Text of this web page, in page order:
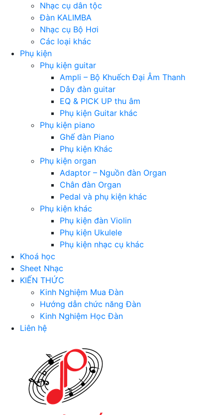
Nhạc cụ dân tộc
Đàn KALIMBA
Nhạc cụ Bộ Hơi
Các loại khác
Phụ kiện
Phụ kiện guitar
Ampli – Bộ Khuếch Đại Âm Thanh
Dây đàn guitar
EQ & PICK UP thu âm
Phụ kiện Guitar khác
Phụ kiện piano
Ghế đàn Piano
Phụ kiện Khác
Phụ kiện organ
Adaptor – Nguồn đàn Organ
Chân đàn Organ
Pedal và phụ kiện khác
Phụ kiện khác
Phụ kiện đàn Violin
Phụ kiện Ukulele
Phụ kiện nhạc cụ khác
Khoá học
Sheet Nhạc
KIẾN THỨC
Kinh Nghiệm Mua Đàn
Hướng dẫn chức năng Đàn
Kinh Nghiệm Học Đàn
Liên hệ